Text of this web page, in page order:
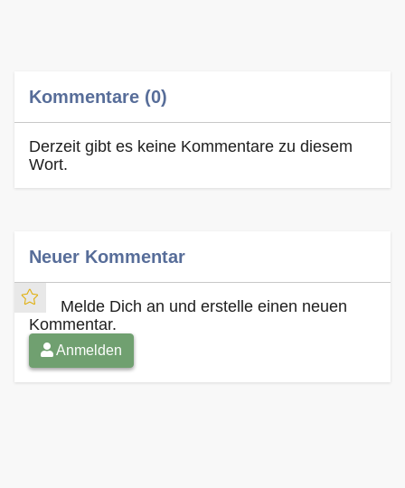
Kommentare (0)
Derzeit gibt es keine Kommentare zu diesem
Wort.
Neuer Kommentar
Melde Dich an und erstelle einen neuen
Kommentar.
Anmelden